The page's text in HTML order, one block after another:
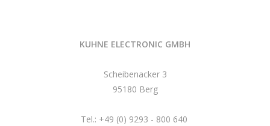
KUHNE ELECTRONIC GMBH
Scheibenacker 3
95180 Berg
Tel.: +49 (0) 9293 - 800 640